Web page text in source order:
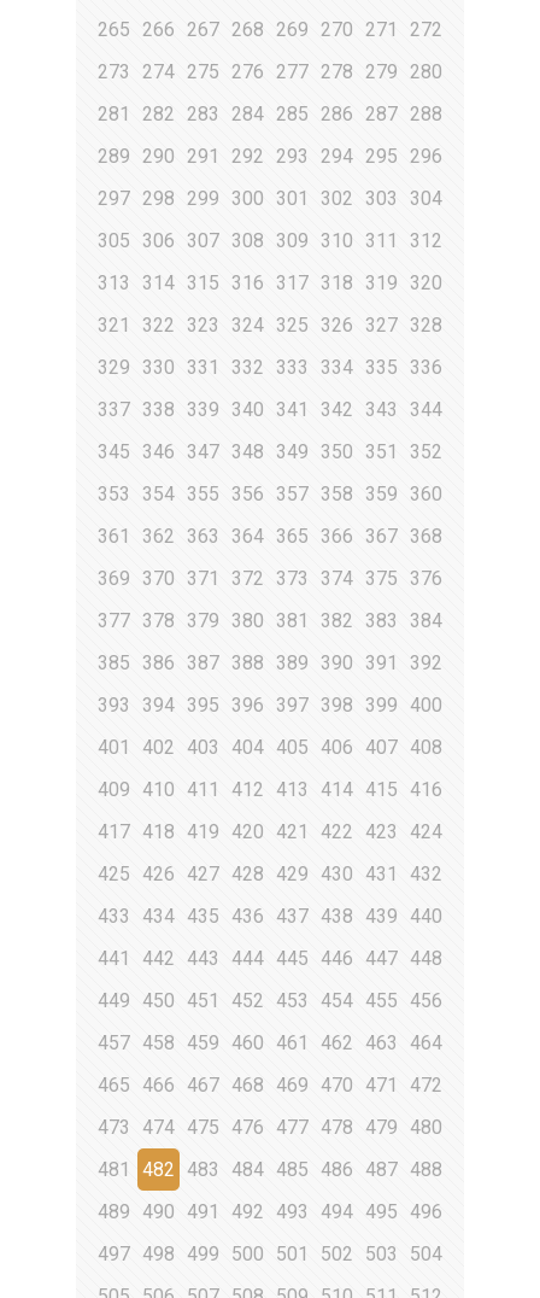
265 266 267 268 269 270 271
272
273
274 275 276 277 278 279 280
281
282 283 284 285 286 287 288
289 290 291 292 293 294 295 296
297 298 299 300 301 302 303
304
305
306 307 308 309 310 311
312
313
314 315 316 317 318 319
320
321
322 323 324 325 326 327 328
329
330 331 332 333 334 335
336
337 338 339 340 341 342 343
344
345
346 347 348 349 350 351
352
353
354 355 356 357 358 359 360
361
362 363 364 365 366 367 368
369
370 371 372 373 374 375 376
377 378 379 380 381 382 383
384
385
386 387 388 389 390 391
392
393
394 395 396 397 398 399
400
401
402 403 404 405 406 407 408
409
410 411 412 413 414 415
416
417 418 419 420 421 422 423
424
425
426 427 428 429 430 431
432
433
434 435 436 437 438 439
440
441
442 443 444 445 446 447 448
449
450 451 452 453 454 455
456
457 458 459 460 461 462 463
464
465
466 467 468 469 470 471
472
473
474 475 476 477 478 479
480
481
482 483 484 485 486 487 488
489
490 491 492 493 494 495
496
497 498 499 500 501 502 503
504